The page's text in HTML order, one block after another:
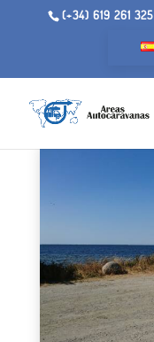
(+34) 619 261 325